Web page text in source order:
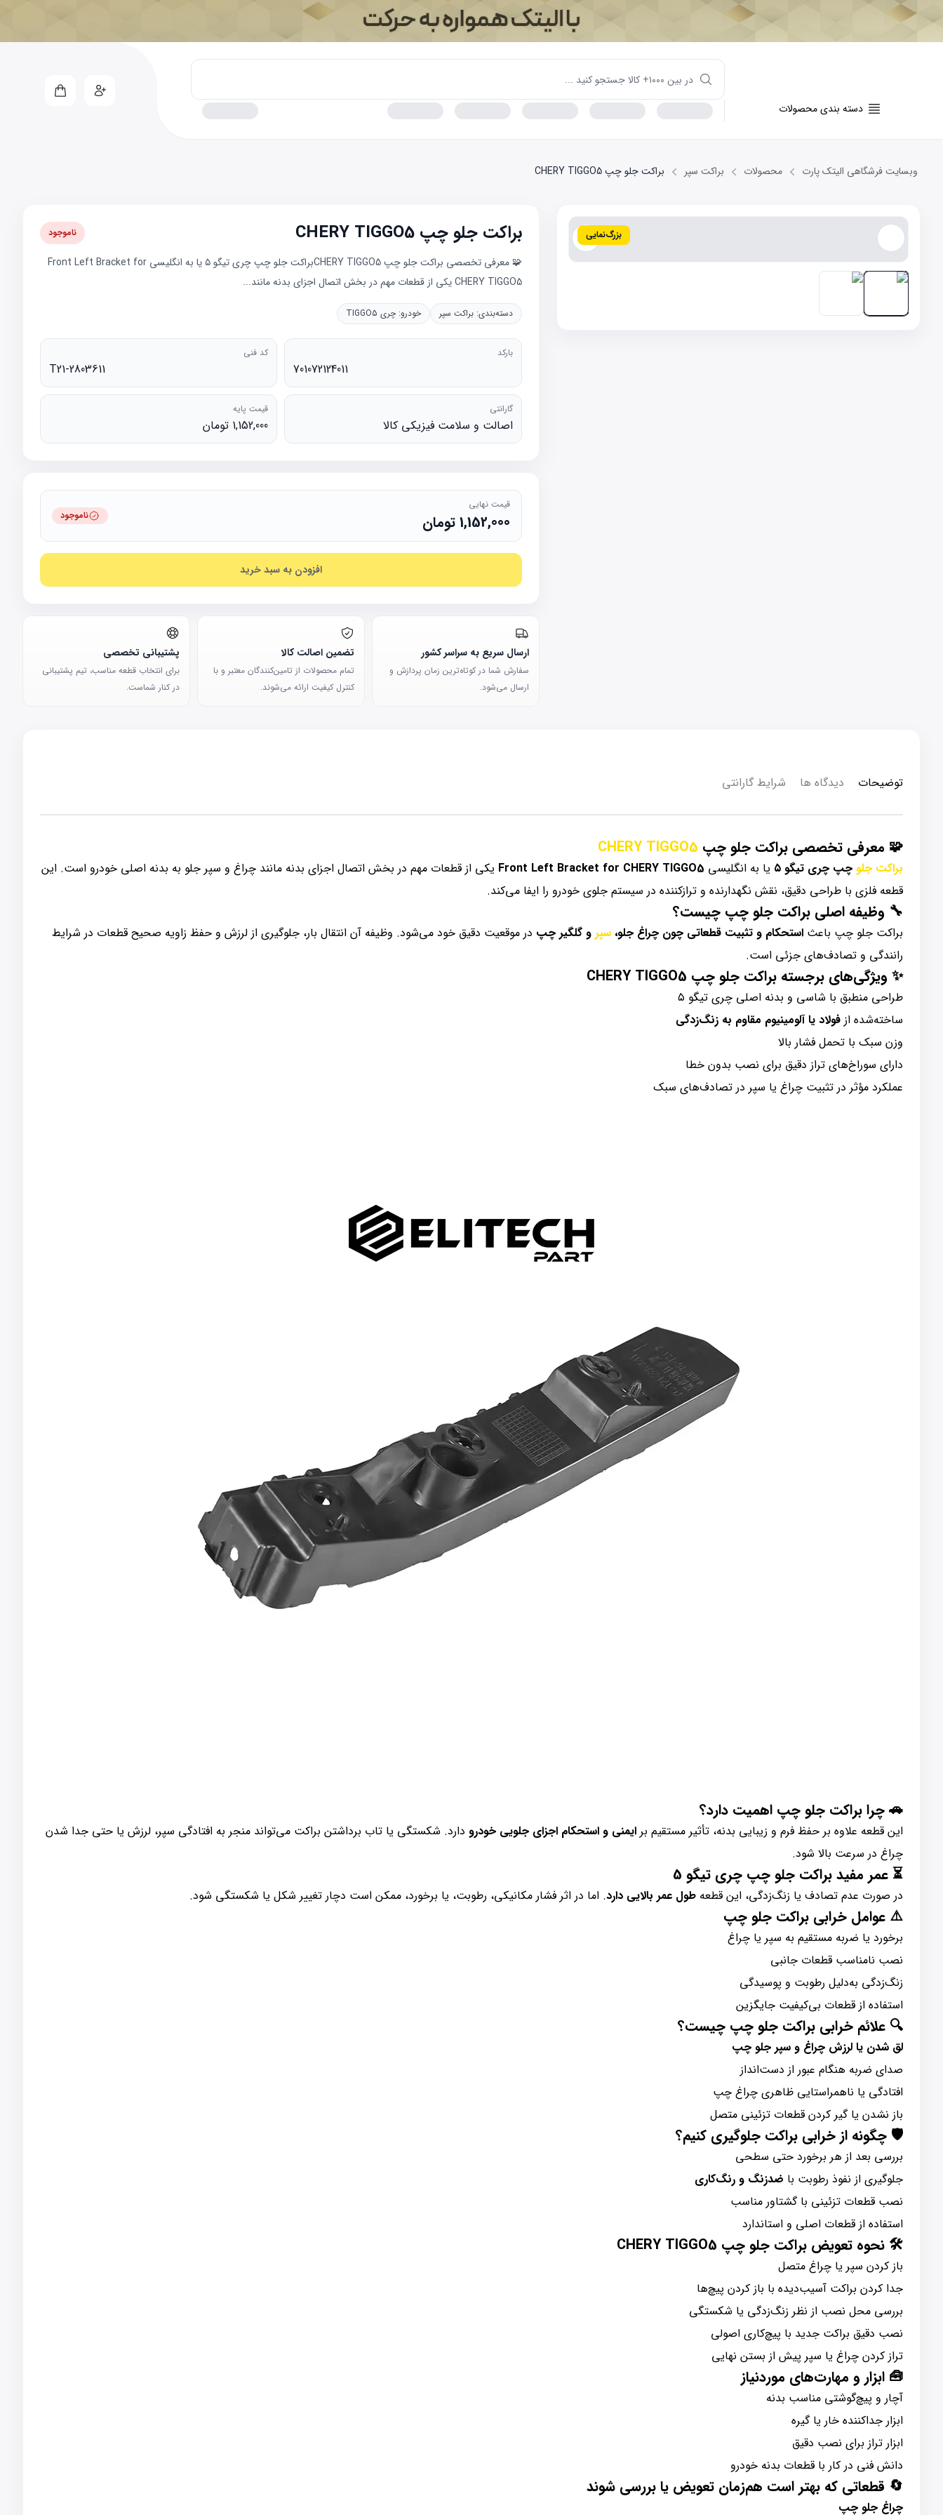
دسته بندی محصولات
وبسایت فرشگاهی الیتک پارت محصولات براکت سپر براکت جلو چپ CHERY TIGGO5
بزرگ‌نمایی براکت جلو چپ CHERY TIGGO5 ناموجود
🧩 معرفی تخصصی براکت جلو چپ CHERY TIGGO5براکت جلو چپ چری تیگو ۵ یا به انگلیسی Front Left Bracket for
CHERY TIGGO5 یکی از قطعات مهم در بخش اتصال اجزای بدنه مانند...
دسته‌بندی:براکت سپر خودرو:چری TIGGO5
بارکد
701072124011
کد فنی
T21-2803611
گارانتی
اصالت و سلامت فیزیکی کالا
قیمت پایه
1,152,000 تومان
قیمت نهایی
1,152,000تومان ناموجود
افزودن به سبد خرید
ارسال سریع به سراسر کشور
سفارش شما در کوتاه‌ترین زمان پردازش و
ارسال می‌شود.
تضمین اصالت کالا
تمام محصولات از تامین‌کنندگان معتبر و با
کنترل کیفیت ارائه می‌شوند.
پشتیبانی تخصصی
برای انتخاب قطعه مناسب، تیم پشتیبانی
در کنار شماست.
توضیحات دیدگاه ها شرایط گارانتی
🧩 معرفی تخصصی براکت جلو چپ CHERY TIGGO5
براکت جلو چپ چری تیگو ۵ یا به انگلیسی Front Left Bracket for CHERY TIGGO5 یکی از قطعات مهم در بخش اتصال اجزای بدنه مانند چراغ و سپر جلو به بدنه اصلی خودرو است. این
قطعه فلزی با طراحی دقیق، نقش نگهدارنده و ترازکننده در سیستم جلوی خودرو را ایفا می‌کند.
🔧 وظیفه اصلی براکت جلو چپ چیست؟
براکت جلو چپ باعث استحکام و تثبیت قطعاتی چون چراغ جلو، سپر و گلگیر چپ در موقعیت دقیق خود می‌شود. وظیفه آن انتقال بار، جلوگیری از لرزش و حفظ زاویه صحیح قطعات در شرایط
رانندگی و تصادف‌های جزئی است.
✨ ویژگی‌های برجسته براکت جلو چپ CHERY TIGGO5
طراحی منطبق با شاسی و بدنه اصلی چری تیگو ۵
ساخته‌شده از فولاد یا آلومینیوم مقاوم به زنگ‌زدگی
وزن سبک با تحمل فشار بالا
دارای سوراخ‌های تراز دقیق برای نصب بدون خطا
عملکرد مؤثر در تثبیت چراغ یا سپر در تصادف‌های سبک
🚗چرا براکت جلو چپ اهمیت دارد؟
این قطعه علاوه بر حفظ فرم و زیبایی بدنه، تأثیر مستقیم بر ایمنی و استحکام اجزای جلویی خودرو دارد. شکستگی یا تاب برداشتن براکت می‌تواند منجر به افتادگی سپر، لرزش یا حتی جدا شدن
چراغ در سرعت بالا شود.
⏳ عمر مفید براکت جلو چپ چری تیگو 5
در صورت عدم تصادف یا زنگ‌زدگی، این قطعه طول عمر بالایی دارد. اما در اثر فشار مکانیکی، رطوبت، یا برخورد، ممکن است دچار تغییر شکل یا شکستگی شود.
⚠️ عوامل خرابی براکت جلو چپ
برخورد یا ضربه مستقیم به سپر یا چراغ
نصب نامناسب قطعات جانبی
زنگ‌زدگی به‌دلیل رطوبت و پوسیدگی
استفاده از قطعات بی‌کیفیت جایگزین
🔍 علائم خرابی براکت جلو چپ چیست؟
لق شدن یا لرزش چراغ و سپر جلو چپ
صدای ضربه هنگام عبور از دست‌انداز
افتادگی یا ناهمراستایی ظاهری چراغ چپ
باز نشدن یا گیر کردن قطعات تزئینی متصل
🛡️ چگونه از خرابی براکت جلوگیری کنیم؟
بررسی بعد از هر برخورد حتی سطحی
جلوگیری از نفوذ رطوبت با ضدزنگ و رنگ‌کاری
نصب قطعات تزئینی با گشتاور مناسب
استفاده از قطعات اصلی و استاندارد
🛠️ نحوه تعویض براکت جلو چپ CHERY TIGGO5
باز کردن سپر یا چراغ متصل
جدا کردن براکت آسیب‌دیده با باز کردن پیچ‌ها
بررسی محل نصب از نظر زنگ‌زدگی یا شکستگی
نصب دقیق براکت جدید با پیچ‌کاری اصولی
تراز کردن چراغ یا سپر پیش از بستن نهایی
🧰 ابزار و مهارت‌های موردنیاز
آچار و پیچ‌گوشتی مناسب بدنه
ابزار جداکننده خار یا گیره
ابزار تراز برای نصب دقیق
دانش فنی در کار با قطعات بدنه خودرو
🔄 قطعاتی که بهتر است هم‌زمان تعویض یا بررسی شوند
چراغ جلو چپ